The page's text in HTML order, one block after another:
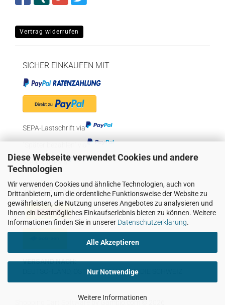
Diese Webseite verwendet Cookies und andere
Technologien
Wir verwenden Cookies und ähnliche Technologien, auch von
Drittanbietern, um die ordentliche Funktionsweise der Website zu
gewährleisten, die Nutzung unseres Angebotes zu analysieren und
Ihnen ein bestmögliches Einkaufserlebnis bieten zu können. Weitere
Informationen finden Sie in unserer Datenschutzerklärung.
Alle Akzeptieren
Nur Notwendige
Weitere Informationen
Vertrag widerrufen
SICHER EINKAUFEN MIT
SEPA-Lastschrift via
Kreditkarte via
WIR VERSENDEN MIT
VERSAND NACH:
DEUTSCHLAND, ÖSTERREICH UND IN DIE SCHWEIZ
Shopping Cart Softwareby Gambio.com © 2026